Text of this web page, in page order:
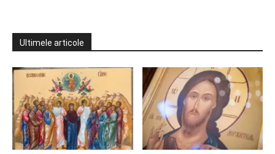
Ultimele articole